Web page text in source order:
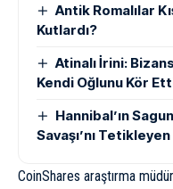
Antik Romalılar
Kutlardı?
Atinalı İrini:
Kendi Oğlunu Kör
Hannibal’ın
Savaşı’nı Tetikleyen
CoinShares araştırma